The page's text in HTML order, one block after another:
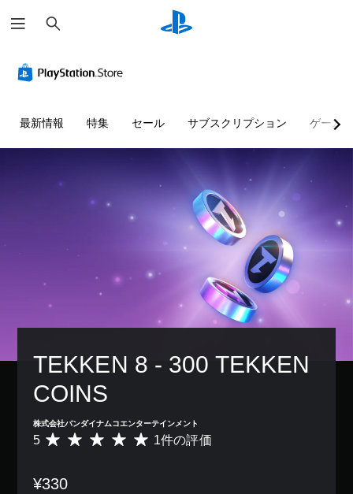
索
最新情報 特集 セール サブスクリプション ゲーム
TEKKEN 8 - 300 TEKKEN
COINS
株式会社バンダイナムコエンターテインメント
評
は
5 1件の評価
¥330